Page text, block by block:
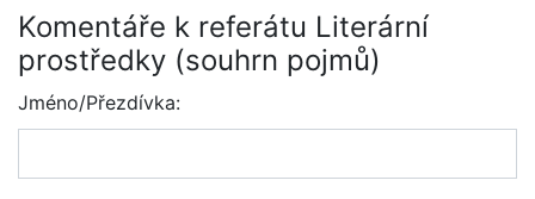
Komentáře k referátu Literární
prostředky (souhrn pojmů)
Jméno/Přezdívka: